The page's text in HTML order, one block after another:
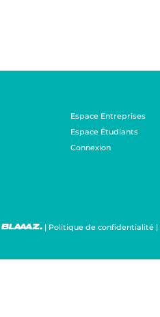
Espace Entreprises
Espace Étudiants
Connexion
| Politique de confidentialité|